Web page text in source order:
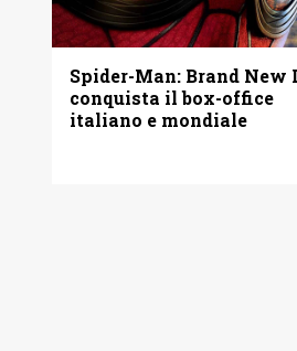
Spider-Man: Brand New
conquista il box-office
italiano e mondiale